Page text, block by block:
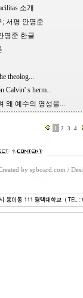
소개
서평 안명준
명준 한글
theolog...
Calvin' s herm...
왜 예수의 영성을...
1 2 3 4
by spboard.com /